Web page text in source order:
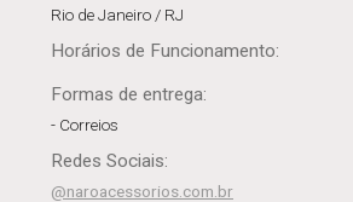
Rio de Janeiro / RJ
Horários de Funcionamento:
Formas de entrega:
- Correios
Redes Sociais:
@naroacessorios.com.br